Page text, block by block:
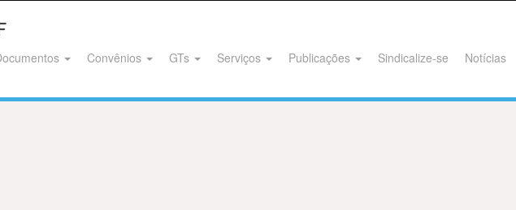
Convênios GTs Serviços Publicações Sindicalize-se Notícias